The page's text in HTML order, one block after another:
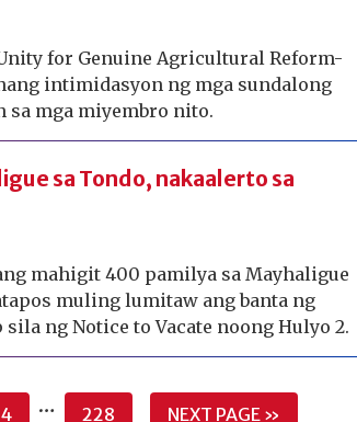
for Genuine Agricultural Reform-
intimidasyon ng mga sundalong
sa mga miyembro nito.
sa Tondo, nakaalerto sa
mahigit 400 pamilya sa Mayhaligue
muling lumitaw ang banta ng
ng Notice to Vacate noong Hulyo 2.
4 … 228 NEXT PAGE »